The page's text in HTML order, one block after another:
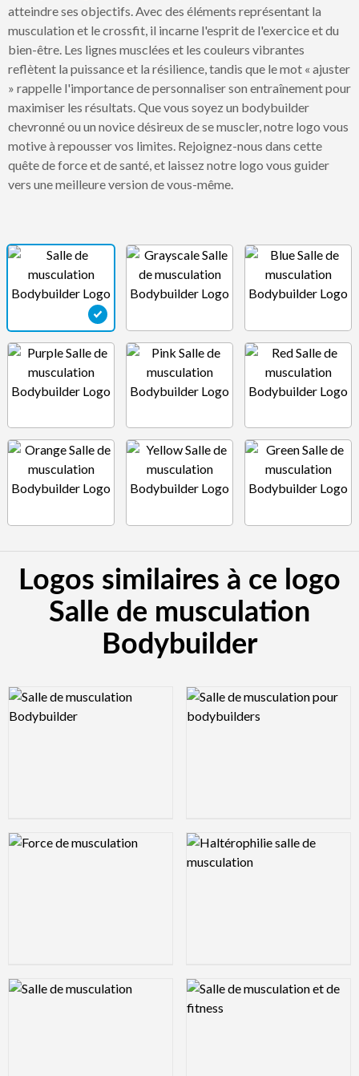
atteindre ses objectifs. Avec des éléments représentant la
musculation et le crossfit, il incarne l'esprit de l'exercice et du
bien-être. Les lignes musclées et les couleurs vibrantes
reflètent la puissance et la résilience, tandis que le mot « ajuster
» rappelle l'importance de personnaliser son entraînement pour
maximiser les résultats. Que vous soyez un bodybuilder
chevronné ou un novice désireux de se muscler, notre logo vous
motive à repousser vos limites. Rejoignez-nous dans cette
quête de force et de santé, et laissez notre logo vous guider
vers une meilleure version de vous-même.
Logos similaires à ce logo
Salle de musculation
Bodybuilder
Logo Preview Image Logo Preview Image
Logo Preview Image Logo Preview Image
Logo Preview Image Logo Preview Image